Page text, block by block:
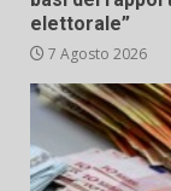
elettorale”
7 Agosto 2026